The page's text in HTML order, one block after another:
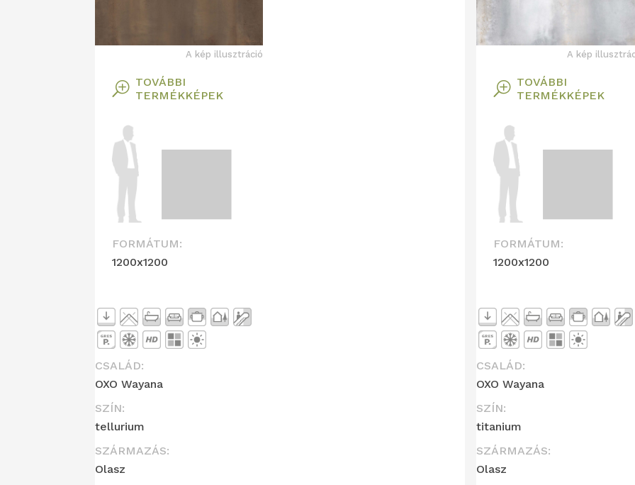
A kép illusztráció
T TOVÁBBI
TERMÉKKÉPEK
FORMÁTUM:
1200x1200
CSALÁD:
OXO Wayana
SZÍN:
tellurium
SZÁRMAZÁS:
Olasz
A kép
T TOVÁBBI
TERMÉKKÉPEK
FORMÁTUM:
1200x1200
CSALÁD:
OXO Wayana
SZÍN:
titanium
SZÁRMAZÁS:
Olasz